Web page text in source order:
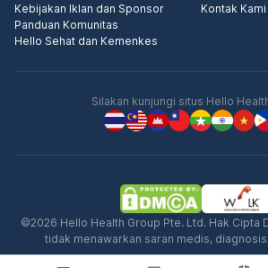
Kebijakan Iklan dan Sponsor
Panduan Komunitas
Hello Sehat dan Kemenkes
Kontak Kami
Silakan kunjungi situs Hello
©2026 Hello Health Group Pte. Ltd. Hak Cipta
tidak menawarkan saran medis,